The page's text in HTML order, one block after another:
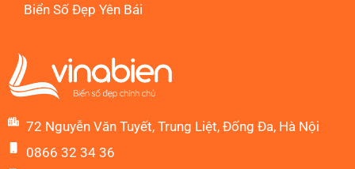
Biển Số Đẹp Yên Bái
72 Nguyễn Văn Tuyết, Trung Liệt, Đống Đa, Hà Nội
0866 32 34 36